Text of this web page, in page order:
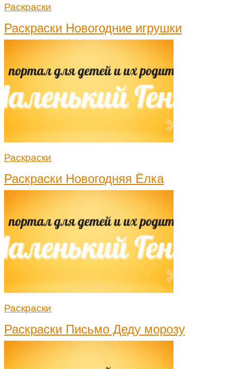
Раскраски
Раскраски Новогодние игрушки
Раскраски
Раскраски Новогодняя Ёлка
Раскраски
Раскраски Письмо Деду морозу